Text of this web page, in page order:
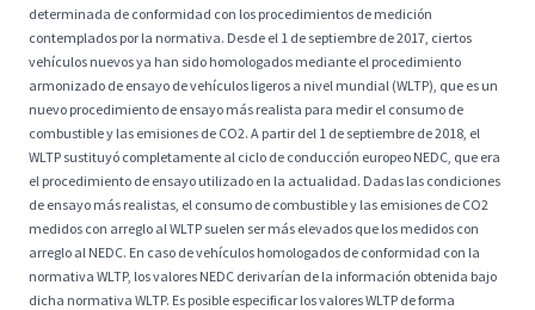
determinada de conformidad con los procedimientos de medición
contemplados por la normativa. Desde el 1 de septiembre de 2017, ciertos
vehículos nuevos ya han sido homologados mediante el procedimiento
armonizado de ensayo de vehículos ligeros a nivel mundial (WLTP), que es un
nuevo procedimiento de ensayo más realista para medir el consumo de
combustible y las emisiones de CO2. A partir del 1 de septiembre de 2018, el
WLTP sustituyó completamente al ciclo de conducción europeo NEDC, que era
el procedimiento de ensayo utilizado en la actualidad. Dadas las condiciones
de ensayo más realistas, el consumo de combustible y las emisiones de CO2
medidos con arreglo al WLTP suelen ser más elevados que los medidos con
arreglo al NEDC. En caso de vehículos homologados de conformidad con la
normativa WLTP, los valores NEDC derivarían de la información obtenida bajo
dicha normativa WLTP. Es posible especificar los valores WLTP de forma